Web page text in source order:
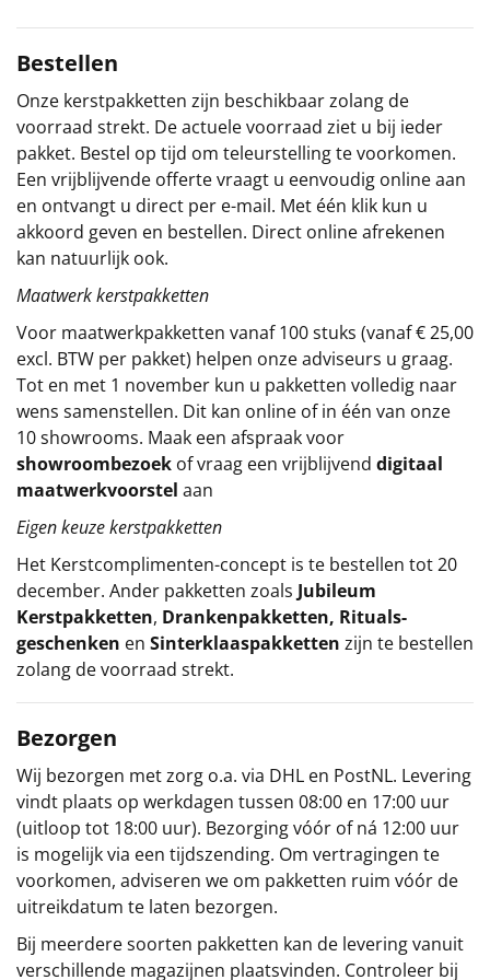
Sinterklaaspakketten
Particulier
Kerstgeschenken 2026
Relatiegeschenken
Cadeaubon
Per stuk
Alle overige
Toblerone, mini
Verpakt in een feestelijke kerstdoos, 45 x 35 x 23 cm
Bestellen
Onze kerstpakketten zijn beschikbaar zolang de
voorraad strekt. De actuele voorraad ziet u bij ieder
pakket. Bestel op tijd om teleurstelling te voorkomen.
Een vrijblijvende offerte vraagt u eenvoudig online aan
en ontvangt u direct per e-mail. Met één klik kun u
akkoord geven en bestellen. Direct online afrekenen
kan natuurlijk ook.
Maatwerk kerstpakketten
Voor maatwerkpakketten vanaf 100 stuks (vanaf € 25,00
excl. BTW per pakket) helpen onze adviseurs u graag.
Tot en met 1 november kun u pakketten volledig naar
wens samenstellen. Dit kan online of in één van onze
10 showrooms. Maak een afspraak voor
showroombezoek of vraag een vrijblijvend digitaal
maatwerkvoorstel aan
Eigen keuze kerstpakketten
Het Kerstcomplimenten-concept is te bestellen tot 20
december. Ander pakketten zoals Jubileum
Kerstpakketten, Drankenpakketten, Rituals-
geschenken en Sinterklaaspakketten zijn te bestellen
zolang de voorraad strekt.
Bezorgen
Wij bezorgen met zorg o.a. via DHL en PostNL. Levering
vindt plaats op werkdagen tussen 08:00 en 17:00 uur
(uitloop tot 18:00 uur). Bezorging vóór of ná 12:00 uur
is mogelijk via een tijdszending. Om vertragingen te
voorkomen, adviseren we om pakketten ruim vóór de
uitreikdatum te laten bezorgen.
Bij meerdere soorten pakketten kan de levering vanuit
verschillende magazijnen plaatsvinden. Controleer bij